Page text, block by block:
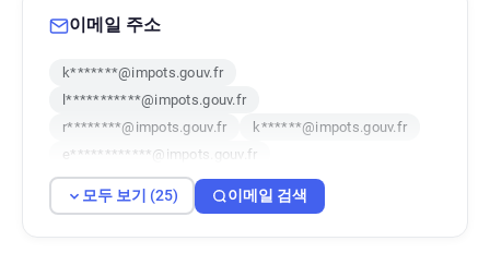
이메일 주소
k*******@impots.gouv.fr
l***********@impots.gouv.fr
r********@impots.gouv.fr
k******@impots.gouv.fr
e************@impots.gouv.fr
q******@impots.gouv.fr
q*****@impots.gouv.fr
q*********@impots.gouv.fr
모두 보기 (25) 이메일 검색